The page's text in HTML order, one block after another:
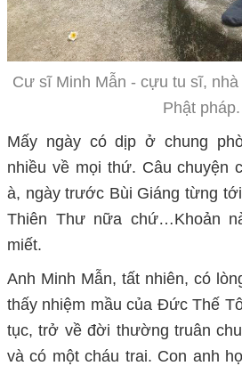
Cư sĩ Minh Mẫn - cựu tu sĩ,
Phật pháp.
Mấy ngày có dịp ở chung
nhiều về mọi thứ. Câu chuyện
à, ngày trước Bùi Giáng từng
Thiên Thư nữa chứ…Khoản
miết.
Anh Minh Mẫn, tất nhiên, có
thấy nhiệm mầu của Đức Thế
tục, trở về đời thường truân
và có một cháu trai. Con anh